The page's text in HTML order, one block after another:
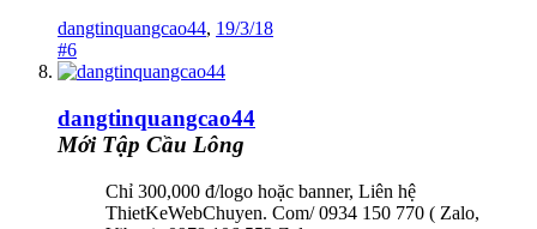
dangtinquangcao44, 19/3/18
#6
dangtinquangcao44
Mới Tập Cầu Lông
Chỉ 300,000 đ/logo hoặc banner, Liên hệ
ThietKeWebChuyen. Com/ 0934 150 770 ( Zalo,